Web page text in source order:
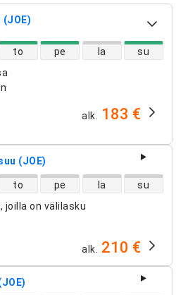
to pe la su
alk. 183 €
(JOE)
joilla on välilasku
to pe la su
alk. 210 €